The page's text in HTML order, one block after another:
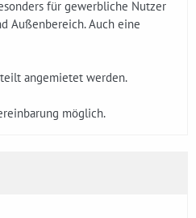
für gewerbliche Nutzer
Außenbereich. Auch eine
angemietet werden.
möglich.